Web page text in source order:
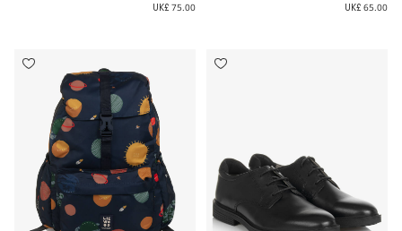
UK£ 65.00
UK£ 75.00